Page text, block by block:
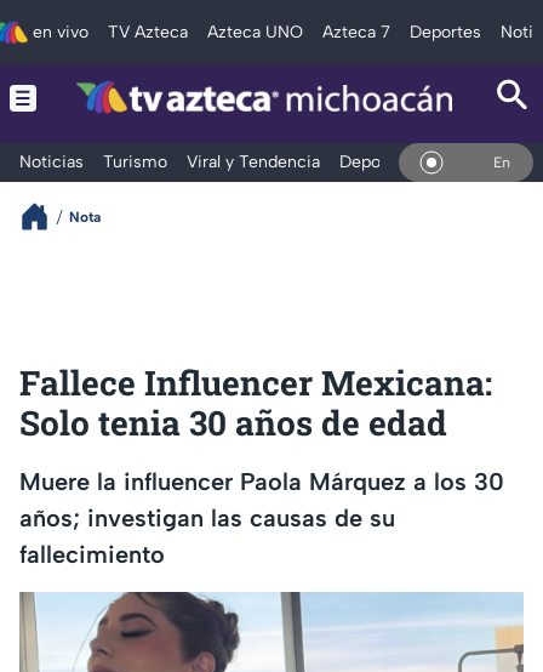
en vivo TV Azteca Azteca UNO Azteca 7 Deportes
Noticias Turismo Viral y Tendencia Deportes Espectáculos
En Vivo
Nota
Fallece Influencer Mexicana:
Solo tenia 30 años de edad
Muere la influencer Paola Márquez a los 30
años; investigan las causas de su
fallecimiento